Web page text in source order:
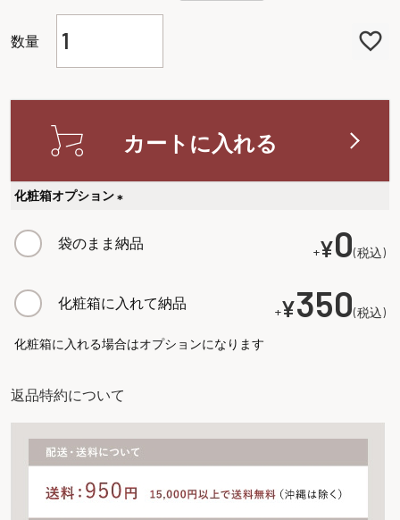
カートに入れる
化粧箱オプション
必
袋のまま納品 +¥0 税込
化粧箱に入れて納品 +¥350 税込
化粧箱に入れる場合はオプションになります
返品特約について